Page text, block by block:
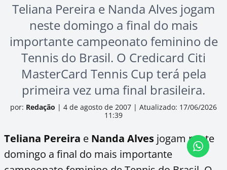
Teliana Pereira e Nanda Alves jogam
neste domingo a final do mais
importante campeonato feminino de
Tennis do Brasil. O Credicard Citi
MasterCard Tennis Cup terá pela
primeira vez uma final brasileira.
por: Redação | 4 de agosto de 2007 | Atualizado: 17/06/2026
11:39
Teliana Pereira e Nanda Alves jogam neste
domingo a final do mais importante